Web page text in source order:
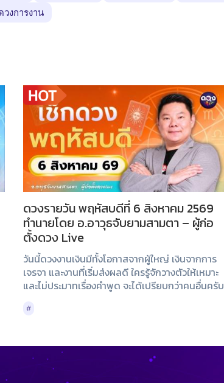
วงการงาน
ดวงรายวัน พฤหัสบดีที่ 6 สิงหาคม 2569
ทำนายโดย อ.อาวุธจับยามสามตา – ผู้ก่อ
ตั้งดวง Live
วันนี้ดวงงานเงินมีทั้งโอกาสจากผู้ใหญ่ เงินจากการ
เจรจา และงานที่เริ่มส่งผลดี ใครรู้จักวางตัวให้เหมาะ
และไม่ประมาทเรื่องคำพูด จะได้เปรียบกว่าคนอื่นครับ
#